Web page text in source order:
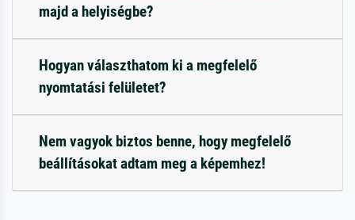
majd a helyiségbe?
Hogyan választhatom ki a megfelelő
nyomtatási felületet?
Nem vagyok biztos benne, hogy megfelelő
beállításokat adtam meg a képemhez!